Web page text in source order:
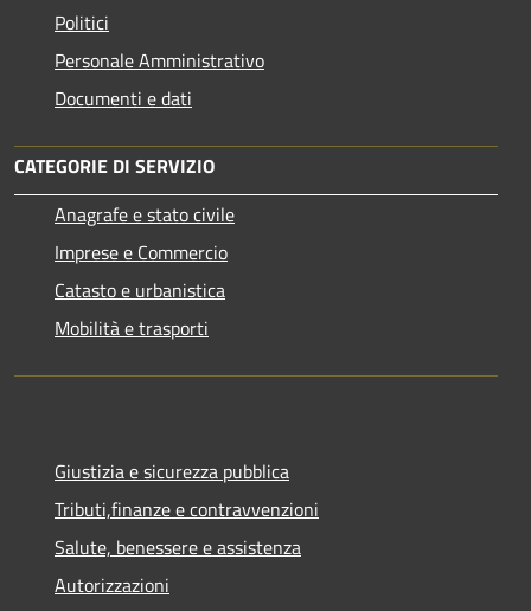
Politici
Personale Amministrativo
Documenti e dati
CATEGORIE DI SERVIZIO
Anagrafe e stato civile
Imprese e Commercio
Catasto e urbanistica
Mobilità e trasporti
Giustizia e sicurezza pubblica
Tributi,finanze e contravvenzioni
Salute, benessere e assistenza
Autorizzazioni